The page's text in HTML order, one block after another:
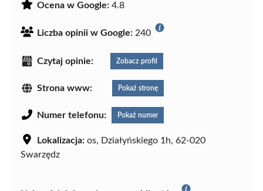
Ocena w Google: 4.8
Liczba opinii w Google: 240
Czytaj opinie: Zobacz profil
Strona www: Pokaż stronę
Numer telefonu: Pokaż numer
Lokalizacja: os, Działyńskiego 1h, 62-020
Swarzędz